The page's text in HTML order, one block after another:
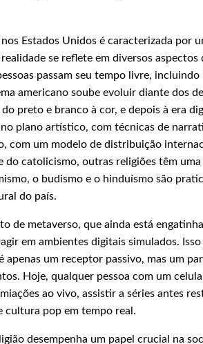
Estados Unidos é caracterizada por
se reflete em diversos
passam seu tempo livre,
americano soube evoluir diante dos
preto e branco à cor, e depois à era
plano artístico, com técnicas de
com um modelo de distribuição
do catolicismo, outras religiões têm
o budismo e o hinduísmo são
do país.
de metaverso, que ainda está
em ambientes digitais simulados.
apenas um receptor passivo, mas um
Hoje, qualquer pessoa com um
ao vivo, assistir a séries antes
cultura pop em tempo real.
desempenha um papel crucial na